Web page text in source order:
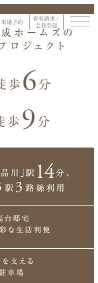
来場予約
資料請求・
会員登録